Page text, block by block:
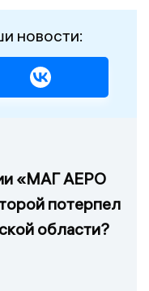
новости:
«МАГ АЕРО
потерпел
области?